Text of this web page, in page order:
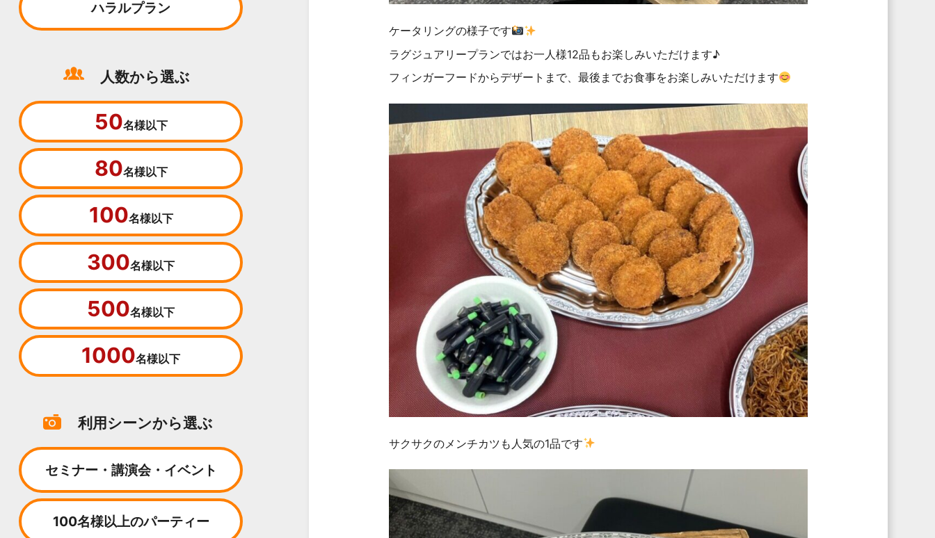
ケータリングの様子です
ラグジュアリープランではお一人様12品もお楽しみいただけます♪
フィンガーフードからデザートまで、最後までお食事をお楽しみいただけます
サクサクのメンチカツも人気の1品です
ハラルプラン
人数から選ぶ
50名様以下
80名様以下
100名様以下
300名様以下
500名様以下
1000名様以下
利用シーンから選ぶ
セミナー・講演会・イベント
100名様以上のパーティー